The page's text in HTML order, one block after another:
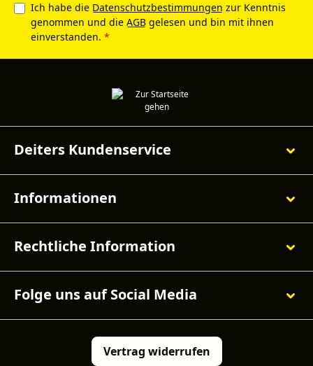
Ich habe die Datenschutzbestimmungen zur Kenntnis
genommen und die AGB gelesen und bin mit ihnen
einverstanden. *
Deiters Kundenservice
Informationen
Rechtliche Information
Folge uns auf Social Media
Vertrag widerrufen